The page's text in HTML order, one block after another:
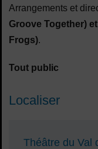
Arrangements et
Groove Together)
Frogs).
Tout public
Localiser
Théâtre du Val